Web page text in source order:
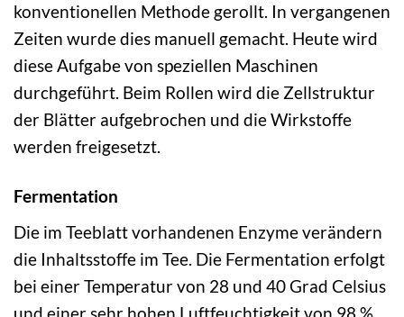
konventionellen Methode gerollt. In vergangenen
Zeiten wurde dies manuell gemacht. Heute wird
diese Aufgabe von speziellen Maschinen
durchgeführt. Beim Rollen wird die Zellstruktur
der Blätter aufgebrochen und die Wirkstoffe
werden freigesetzt.
Fermentation
Die im Teeblatt vorhandenen Enzyme verändern
die Inhaltsstoffe im Tee. Die Fermentation erfolgt
bei einer Temperatur von 28 und 40 Grad Celsius
und einer sehr hohen Luftfeuchtigkeit von 98 %.